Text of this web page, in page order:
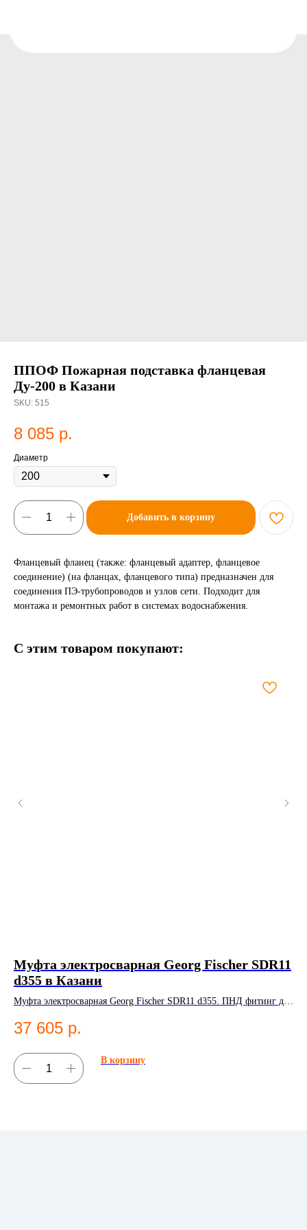
ППОФ Пожарная подставка фланцевая
Ду-200 в Казани
SKU: 515
8 085 р.
Диаметр
Добавить в корзину
Фланцевый фланец (также: фланцевый адаптер, фланцевое
соединение) (на фланцах, фланцевого типа) предназначен для
соединения ПЭ-трубопроводов и узлов сети. Подходит для
монтажа и ремонтных работ в системах водоснабжения.
С этим товаром покупают:
Муфта электросварная Georg Fischer SDR11
d355 в Казани
Муфта электросварная Georg Fischer SDR11 d355. ПНД фитинг для
37 605 р.
В корзину